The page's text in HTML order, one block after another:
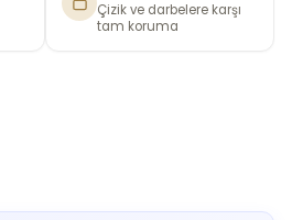
Çizik ve darbelere karşı
tam koruma